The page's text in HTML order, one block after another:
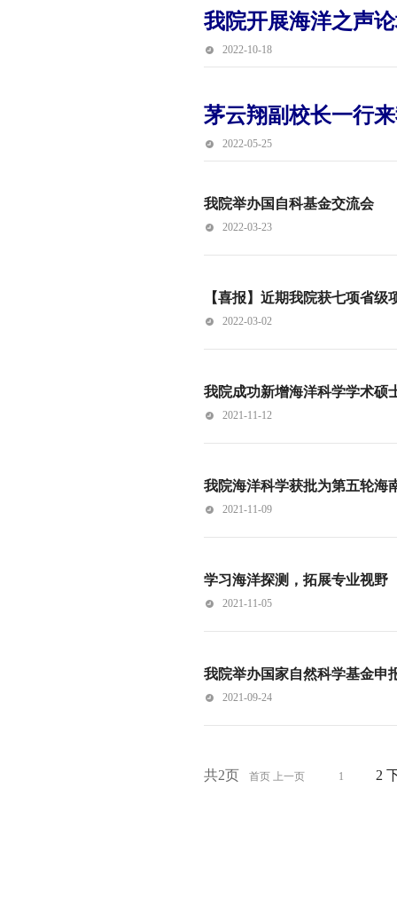
我院开展海洋之声
2022-10-18
茅云翔副校长一行
2022-05-25
我院举办国自科基金交流会
2022-03-23
【喜报】近期我院获七项省级
2022-03-02
我院成功新增海洋科学学术硕
2021-11-12
我院海洋科学获批为第五轮海
2021-11-09
学习海洋探测，拓展专业视野
2021-11-05
我院举办国家自然科学基金申
2021-09-24
共2页 首页 上一页 1 2